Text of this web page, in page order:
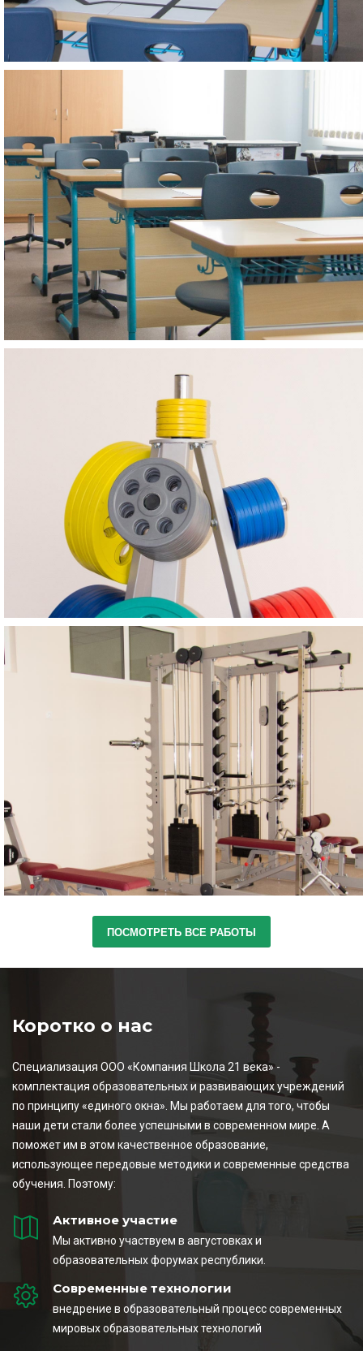
КАБИНЕТЫ
Мебель
СПОРТИНВЕНТАРЬ
123
тренажер
ПОСМОТРЕТЬ ВСЕ РАБОТЫ
Коротко о нас
Специализация ООО «Компания Школа 21 века» -
комплектация образовательных и развивающих учреждений
по принципу «единого окна». Мы работаем для того, чтобы
наши дети стали более успешными в современном мире. А
поможет им в этом качественное образование,
использующее передовые методики и современные средства
обучения. Поэтому:
Активное участие
Мы активно участвуем в августовках и
образовательных форумах республики.
Современные технологии
внедрение в образовательный процесс современных
мировых образовательных технологий